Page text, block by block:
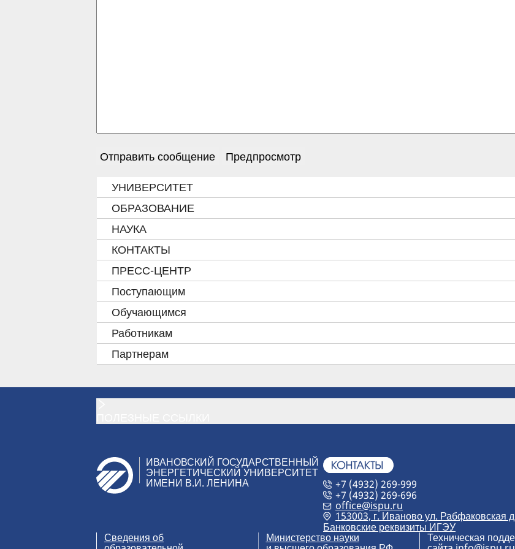
УНИВЕРСИТЕТ
ОБРАЗОВАНИЕ
НАУКА
КОНТАКТЫ
ПРЕСС-ЦЕНТР
Поступающим
Обучающимся
Работникам
Партнерам
ИВАНОВСКИЙ ГОСУДАРСТВЕННЫЙ
ЭНЕРГЕТИЧЕСКИЙ УНИВЕРСИТЕТ
ИМЕНИ В.И. ЛЕНИНА
+7 (4932) 269-999
+7 (4932) 269-696
office@ispu.ru
153003, г. Иваново ул. Рабфаковская
Банковские реквизиты ИГЭУ
Сведения об
Министерство науки Техническая